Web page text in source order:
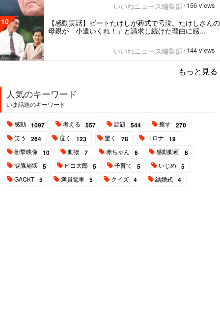
いいねニュース編集部 / 156 views
10
【感動実話】ビートたけしが葬式で号泣。たけしさんの
母親が「小遣いくれ！」と請求し続けた理由に感...
いいねニュース編集部 / 144 views
もっと見る
人気のキーワード
いま話題のキーワード
感動 1097 考える 557 話題 544 癒す 270
笑う 264 泣く 123 驚く 78 コロナ 19
衝撃映像 10 動物 7 赤ちゃん 6 感動動画 6
涙腺崩壊 5 ピコ太郎 5 子育て 5 いじめ 5
GACKT 5 満員電車 5 クイズ 4 結婚式 4